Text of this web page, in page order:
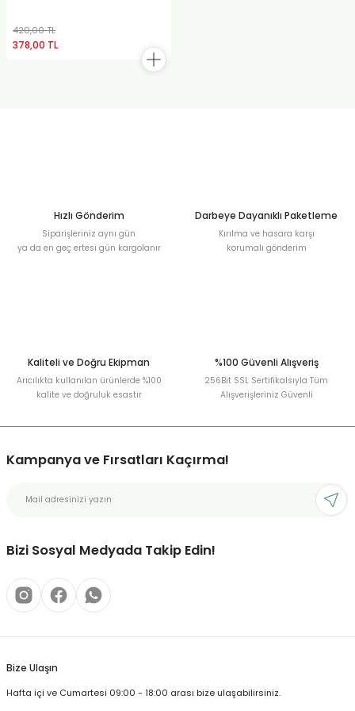
378,00 TL
420,00 TL
Hızlı Gönderim
Siparişleriniz aynı gün
ya da en geç ertesi gün kargolanır
Darbeye Dayanıklı Paketleme
Kırılma ve hasara karşı
korumalı gönderim
Kaliteli ve Doğru Ekipman
Arıcılıkta kullanılan ürünlerde %100
kalite ve doğruluk esastır
%100 Güvenli Alışveriş
256Bit SSL Sertifikalsıyla Tüm
Alışverişleriniz Güvenli
Kampanya ve Fırsatları Kaçırma!
Bizi Sosyal Medyada Takip Edin!
Bize Ulaşın
Hafta içi ve Cumartesi 09:00 - 18:00 arası bize ulaşabilirsiniz.